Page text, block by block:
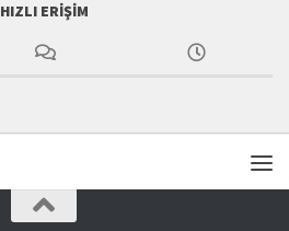
HIZLI ERIŞIM